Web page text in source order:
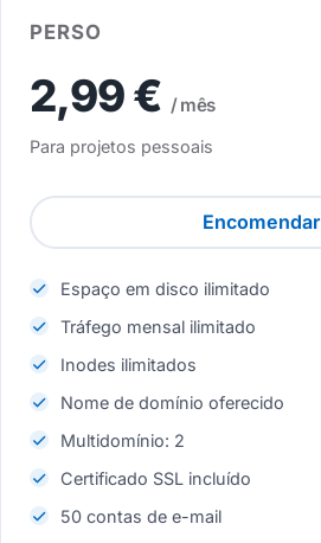
PERSO
2,99 € / mês
Para projetos pessoais
Encomendar
Espaço em disco ilimitado
Tráfego mensal ilimitado
Inodes ilimitados
Nome de domínio oferecido
Multidomínio: 2
Certificado SSL incluído
50 contas de e-mail